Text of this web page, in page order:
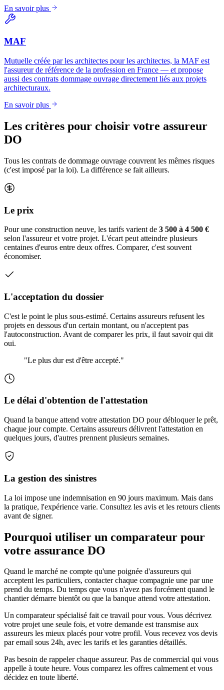
En savoir plus
MAF
Mutuelle créée par les architectes pour les architectes, la MAF est
l'assureur de référence de la profession en France — et propose
aussi des contrats dommage ouvrage directement liés aux projets
architecturaux.
En savoir plus
Les critères pour choisir votre assureur
DO
Tous les contrats de dommage ouvrage couvrent les mêmes risques
(c'est imposé par la loi). La différence se fait ailleurs.
Le prix
Pour une construction neuve, les tarifs varient de 3 500 à 4 500 €
selon l'assureur et votre projet. L'écart peut atteindre plusieurs
centaines d'euros entre deux offres. Comparer, c'est souvent
économiser.
L'acceptation du dossier
C'est le point le plus sous-estimé. Certains assureurs refusent les
projets en dessous d'un certain montant, ou n'acceptent pas
l'autoconstruction. Avant de comparer les prix, il faut savoir qui dit
oui.
"Le plus dur est d'être accepté."
Le délai d'obtention de l'attestation
Quand la banque attend votre attestation DO pour débloquer le prêt,
chaque jour compte. Certains assureurs délivrent l'attestation en
quelques jours, d'autres prennent plusieurs semaines.
La gestion des sinistres
La loi impose une indemnisation en 90 jours maximum. Mais dans
la pratique, l'expérience varie. Consultez les avis et les retours clients
avant de signer.
Pourquoi utiliser un comparateur pour
votre assurance DO
Quand le marché ne compte qu'une poignée d'assureurs qui
acceptent les particuliers, contacter chaque compagnie une par une
prend du temps. Du temps que vous n'avez pas forcément quand le
chantier démarre bientôt ou que la banque attend votre attestation.
Un comparateur spécialisé fait ce travail pour vous. Vous décrivez
votre projet une seule fois, et votre demande est transmise aux
assureurs les mieux placés pour votre profil. Vous recevez vos devis
par email sous 24h, avec les tarifs et les garanties détaillés.
Pas besoin de rappeler chaque assureur. Pas de commercial qui vous
appelle à toute heure. Vous comparez les offres calmement et vous
décidez en toute liberté.